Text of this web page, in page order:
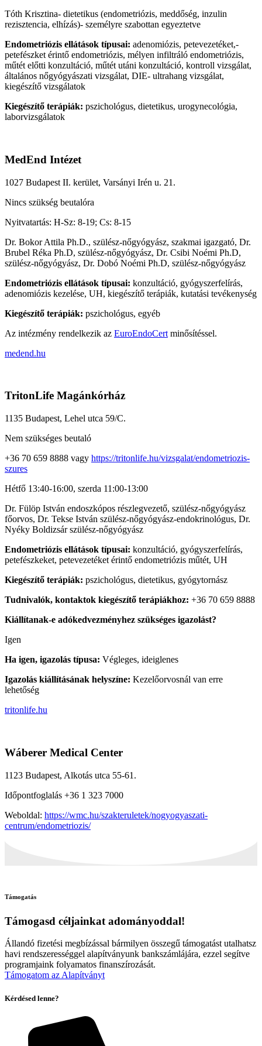
Tóth Krisztina- dietetikus (endometriózis, meddőség, inzulin
rezisztencia, elhízás)- személyre szabottan egyeztetve
Endometriózis ellátások típusai: adenomiózis, petevezetéket,-
petefészket érintő endometriózis, mélyen infiltráló endometriózis,
műtét előtti konzultáció, műtét utáni konzultáció, kontroll vizsgálat,
általános nőgyógyászati vizsgálat, DIE- ultrahang vizsgálat,
kiegészítő vizsgálatok
Kiegészítő terápiák: pszichológus, dietetikus, urogynecológia,
laborvizsgálatok
MedEnd Intézet
1027 Budapest II. kerület, Varsányi Irén u. 21.
Nincs szükség beutalóra
Nyitvatartás: H-Sz: 8-19; Cs: 8-15
Dr. Bokor Attila Ph.D., szülész-nőgyógyász, szakmai igazgató, Dr.
Brubel Réka Ph.D, szülész-nőgyógyász, Dr. Csibi Noémi Ph.D,
szülész-nőgyógyász, Dr. Dobó Noémi Ph.D, szülész-nőgyógyász
Endometriózis ellátások típusai: konzultáció, gyógyszerfelírás,
adenomiózis kezelése, UH, kiegészítő terápiák, kutatási tevékenység
Kiegészítő terápiák: pszichológus, egyéb
Az intézmény rendelkezik az EuroEndoCert minősítéssel.
medend.hu
TritonLife Magánkórház
1135 Budapest, Lehel utca 59/C.
Nem szükséges beutaló
+36 70 659 8888 vagy https://tritonlife.hu/vizsgalat/endometriozis-
szures
Hétfő 13:40-16:00, szerda 11:00-13:00
Dr. Fülöp István endoszkópos részlegvezető, szülész-nőgyógyász
főorvos, Dr. Tekse István szülész-nőgyógyász-endokrinológus, Dr.
Nyéky Boldizsár szülész-nőgyógyász
Endometriózis ellátások típusai: konzultáció, gyógyszerfelírás,
petefészkeket, petevezetéket érintő endometriózis műtét, UH
Kiegészítő terápiák: pszichológus, dietetikus, gyógytornász
Tudnivalók, kontaktok kiegészítő terápiákhoz: +36 70 659 8888
Kiállítanak-e adókedvezményhez szükséges igazolást?
Igen
Ha igen, igazolás típusa: Végleges, ideiglenes
Igazolás kiállításának helyszíne: Kezelőorvosnál van erre
lehetőség
tritonlife.hu
Wáberer Medical Center
1123 Budapest, Alkotás utca 55-61.
Időpontfoglalás +36 1 323 7000
Weboldal: https://wmc.hu/szakteruletek/nogyogyaszati-
centrum/endometriozis/
Támogatás
Támogasd céljainkat adományoddal!
Állandó fizetési megbízással bármilyen összegű támogatást utalhatsz
havi rendszerességgel alapítványunk bankszámlájára, ezzel segítve
programjaink folyamatos finanszírozását.
Támogatom az Alapítványt
Kérdésed lenne?